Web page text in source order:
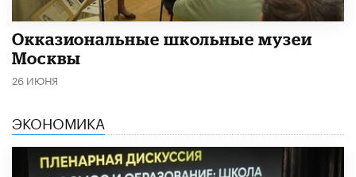
​Окказиональные школьные музеи
Москвы
26 ИЮНЯ
ЭКОНОМИКА